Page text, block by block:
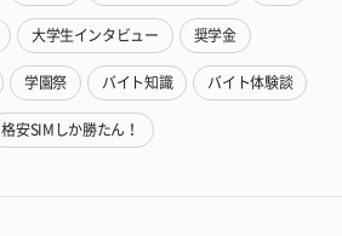
大学生インタビュー 奨学金
学園祭 バイト知識 バイト体験談
格安SIMしか勝たん！